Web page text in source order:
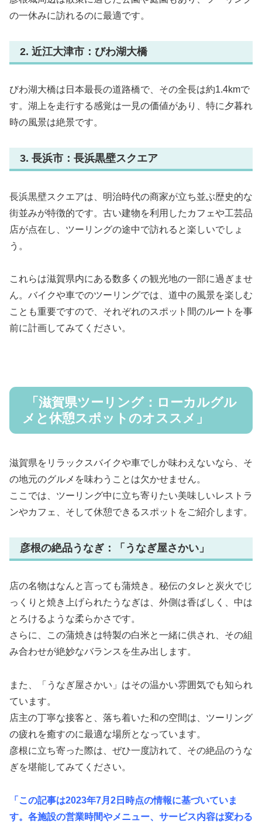
の一休みに訪れるのに最適です。
2. 近江大津市：びわ湖大橋
びわ湖大橋は日本最長の道路橋で、その全長は約1.4kmで
す。湖上を走行する感覚は一見の価値があり、特に夕暮れ
時の風景は絶景です。
3. 長浜市：長浜黒壁スクエア
長浜黒壁スクエアは、明治時代の商家が立ち並ぶ歴史的な
街並みが特徴的です。古い建物を利用したカフェや工芸品
店が点在し、ツーリングの途中で訪れると楽しいでしょ
う。
これらは滋賀県内にある数多くの観光地の一部に過ぎませ
ん。バイクや車でのツーリングでは、道中の風景を楽しむ
ことも重要ですので、それぞれのスポット間のルートを事
前に計画してみてください。
「滋賀県ツーリング：ローカルグル
メと休憩スポットのオススメ」
滋賀県をリラックスバイクや車でしか味わえないなら、そ
の地元のグルメを味わうことは欠かせません。
ここでは、ツーリング中に立ち寄りたい美味しいレストラ
ンやカフェ、そして休憩できるスポットをご紹介します。
彦根の絶品うなぎ：「うなぎ屋さかい」
店の名物はなんと言っても蒲焼き。秘伝のタレと炭火でじ
っくりと焼き上げられたうなぎは、外側は香ばしく、中は
とろけるような柔らかさです。
さらに、この蒲焼きは特製の白米と一緒に供され、その組
み合わせが絶妙なバランスを生み出します。
また、「うなぎ屋さかい」はその温かい雰囲気でも知られ
ています。
店主の丁寧な接客と、落ち着いた和の空間は、ツーリング
の疲れを癒すのに最適な場所となっています。
彦根に立ち寄った際は、ぜひ一度訪れて、その絶品のうな
ぎを堪能してみてください。
「この記事は2023年7月2日時点の情報に基づいていま
す。各施設の営業時間やメニュー、サービス内容は変わる